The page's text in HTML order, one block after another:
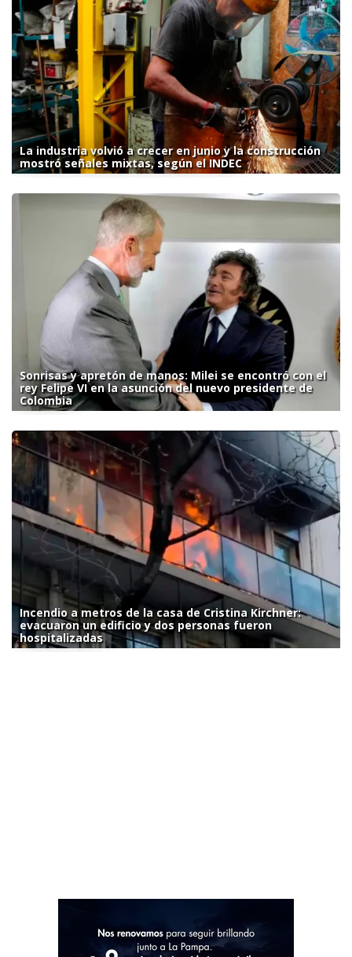
La industria volvió a crecer en junio y la construcción
mostró señales mixtas, según el INDEC
Sonrisas y apretón de manos: Milei se encontró con el
rey Felipe VI en la asunción del nuevo presidente de
Colombia
Incendio a metros de la casa de Cristina Kirchner:
evacuaron un edificio y dos personas fueron
hospitalizadas